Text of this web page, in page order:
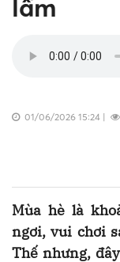
lầm
01/06/2026 15:24 |
Mùa hè là
ngơi, vui chơi
Thế nhưng,